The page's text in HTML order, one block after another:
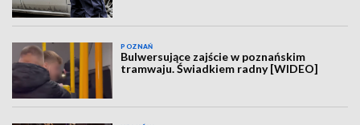
POZNAŃ
Bulwersujące zajście w poznańskim
tramwaju. Świadkiem radny [WIDEO]